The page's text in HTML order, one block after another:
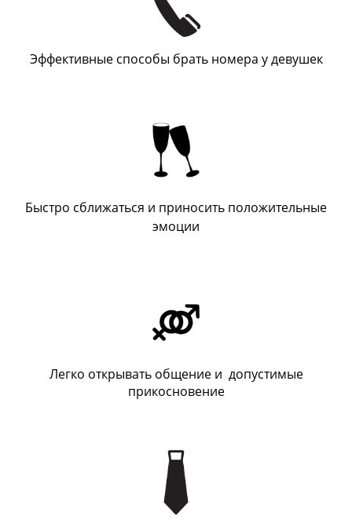
Эффективные способы брать номера у девушек
Быстро сближаться и приносить положительные
эмоции
Легко открывать общение и допустимые
прикосновение